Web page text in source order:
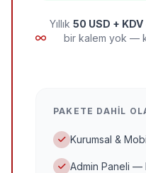
Yıllık 50 USD + KDV
bir kalem yok —
PAKETE DAHIL
Kurumsal &
Admin Paneli —